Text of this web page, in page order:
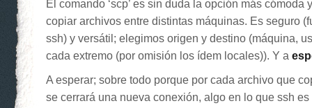
El comando ‘scp’ es sin duda la opción más cómoda
copiar archivos entre distintas máquinas. Es seguro
ssh) y versátil; elegimos origen y destino (máquina,
cada extremo (por omisión los ídem locales)). Y a
A esperar; sobre todo porque por cada archivo que
se cerrará una nueva conexión, algo en lo que ssh